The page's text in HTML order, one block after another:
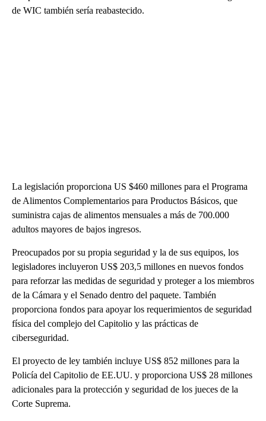
de WIC también sería reabastecido.
La legislación proporciona US $460 millones para el Programa
de Alimentos Complementarios para Productos Básicos, que
suministra cajas de alimentos mensuales a más de 700.000
adultos mayores de bajos ingresos.
Preocupados por su propia seguridad y la de sus equipos, los
legisladores incluyeron US$ 203,5 millones en nuevos fondos
para reforzar las medidas de seguridad y proteger a los miembros
de la Cámara y el Senado dentro del paquete. También
proporciona fondos para apoyar los requerimientos de seguridad
física del complejo del Capitolio y las prácticas de
ciberseguridad.
El proyecto de ley también incluye US$ 852 millones para la
Policía del Capitolio de EE.UU. y proporciona US$ 28 millones
adicionales para la protección y seguridad de los jueces de la
Corte Suprema.